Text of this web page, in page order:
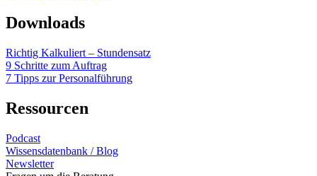
Downloads
Richtig Kalkuliert – Stundensatz
9 Schritte zum Auftrag
7 Tipps zur Personalführung
Ressourcen
Podcast
Wissensdatenbank / Blog
Newsletter